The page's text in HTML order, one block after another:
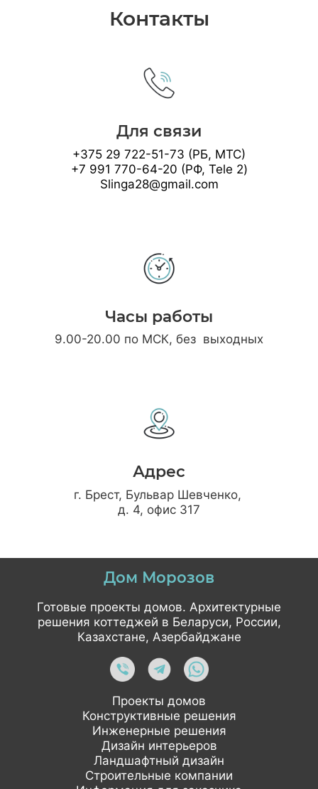
Контакты
Для связи
+375 29 722-51-73 (РБ, МТС)
+7 991 770-64-20 (РФ, Tele 2)
Slinga28@gmail.com
Часы работы
9.00-20.00 по МСК, без выходных
Адрес
г. Брест, Бульвар Шевченко,
д. 4, офис 317
Дом Морозов
Готовые проекты домов. Архитектурные
решения коттеджей в Беларуси, России,
Казахстане, Азербайджане
Проекты домов
Конструктивные решения
Инженерные решения
Дизайн интерьеров
Ландшафтный дизайн
Строительные компании